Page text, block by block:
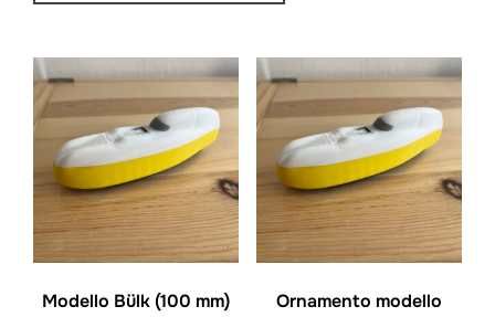
ha
più
varianti.
Le
opzioni
possono
essere
scelte
ha
varianti.
Le
opzioni
possono
essere
nella
Modello Bülk (100 mm)
Ornamento modello